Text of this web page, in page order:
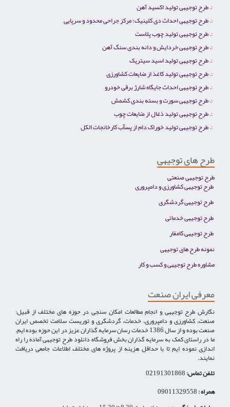
طرح توجیهی تولید اکسید آهن
طرح توجیهی احداث دی کلینیک؛ مرکز جراحی محدود و سرپایی
طرح توجیهی تولید چوب پلاست
طرح توجیهی خردایش و دانه بندی سنگ آهن
طرح توجیهی تولید اسید سیتریک
طرح توجیهی تولید کاغذ از ضایعات کشاورزی
طرح توجیهی احداث جایگاه شارژ برقی خودرو
طرح توجیهی سورت و بسته بندی کشمش
طرح توجیهی تولید ذغال از ضایعات چوب
طرح توجیهی تولید خوراک دام از پسآب کارخانجات الکل
طرح های توجیهی
طرح توجیهی صنعتی
طرح توجیهی کشاورزی و دامپروری
طرح توجیهی گردشگری
طرح توجیهی خدماتی
طرح توجیهی کامفار
نمونه طرح های توجیهی
مشاوره طرح توجیهی و کسب و کار
معرفی ایران صنعت
نگارش طرح توجیهی و انجام مطالعات امکان سنجی در حوزه های مختلف از قبیل:
صنعت، کشاورزی و دامپروری، خدمات، گردشگری و توریست سلامت تخصص ایران
صنعت بوده و از سال 1386 خدمات رسان سرمایه گذاران عزیز در این حوزه بوده ایم.
ما در راستای کمک به سرمایه گذاران بخش فروشگاه دانلود طرح توجیهی آماده را راه
اندازی نموده ایم تا با حداقل هزینه از پروژه های مختلف اطلاعات جامعی دریافت
نمایند.
تلفن تماس:
همراه :